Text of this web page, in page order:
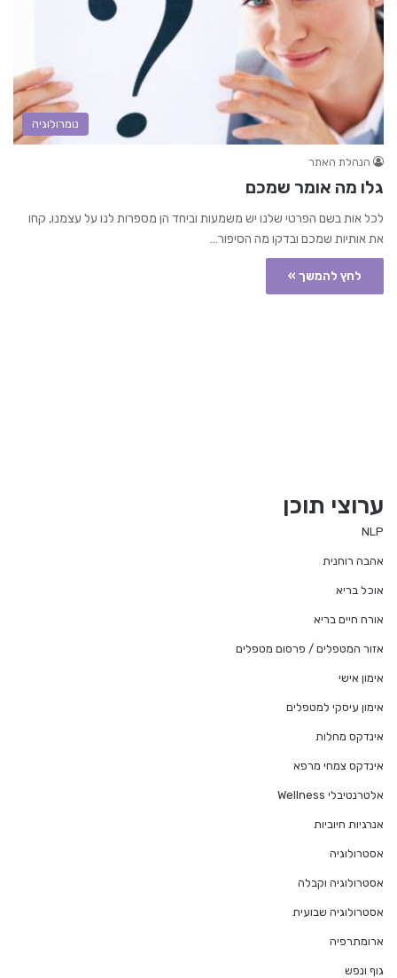
נומרולוגיה
הנהלת האתר
גלו מה אומר שמכם
לכל אות בשם הפרטי שלנו יש משמעות וביחד הן מספרות לנו על עצמנו, קחו
את אותיות שמכם ובדקו מה הסיפור…
לחץ להמשך »
ערוצי תוכן
NLP
אהבה רוחנית
אוכל בריא
אורח חיים בריא
אזור המטפלים / פרסום מטפלים
אימון אישי
אימון עיסקי למטפלים
אינדקס מחלות
אינדקס צמחי מרפא
אלטרנטיבלי Wellness
אנרגיות חיוביות
אסטרולוגיה
אסטרולוגיה וקבלה
אסטרולוגיה שבועית
ארומתרפיה
גוף ונפש